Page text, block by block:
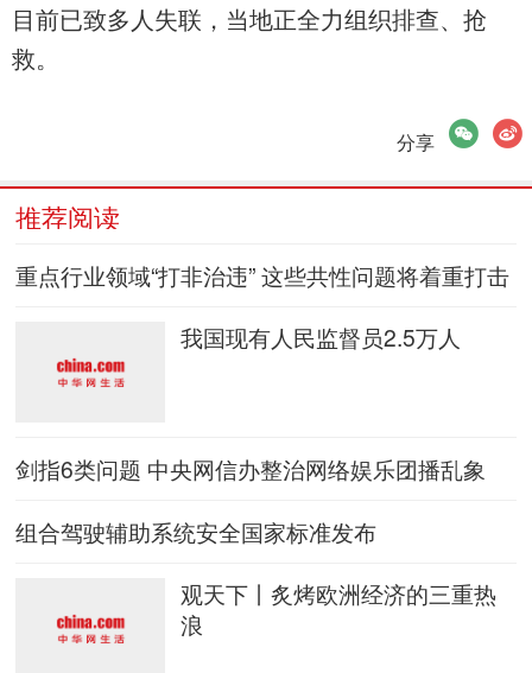
目前已致多人失联，当地正全力组织排查、抢
救。
分享
微信微博
推荐阅读
重点行业领域“打非治违” 这些共性问题将着重打击
我国现有人民监督员2.5万人
剑指6类问题 中央网信办整治网络娱乐团播乱象
组合驾驶辅助系统安全国家标准发布
观天下丨炙烤欧洲经济的三重热
浪